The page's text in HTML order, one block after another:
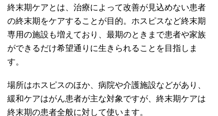
終末期ケアとは、治療によって改善が見込めない患者
の終末期をケアすることが目的。ホスピスなど終末期
専用の施設も増えており、最期のときまで患者や家族
ができるだけ希望通りに生きられることを目指しま
す。
場所はホスピスのほか、病院や介護施設などがあり、
緩和ケアはがん患者が主な対象ですが、終末期ケアは
終末期の患者全般に対して使います。